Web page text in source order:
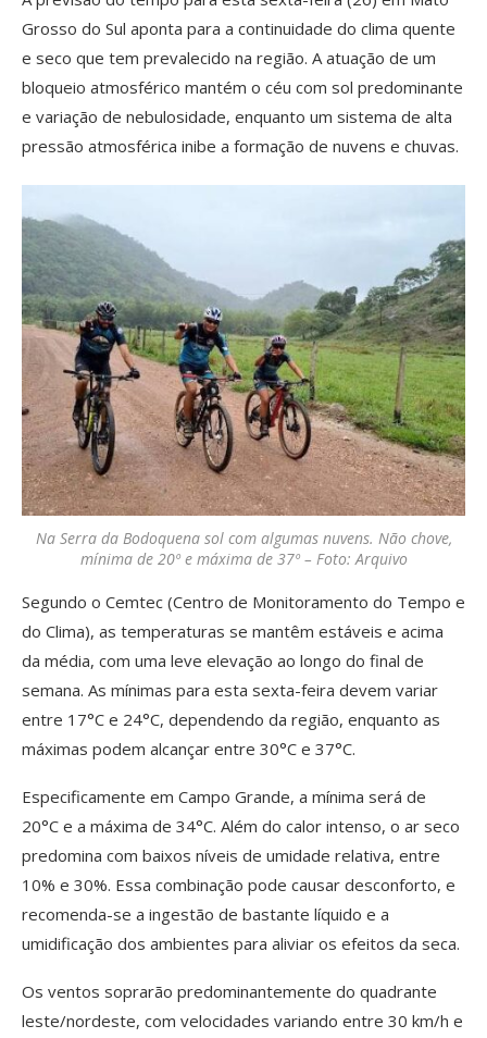
Grosso do Sul aponta para a continuidade do clima quente
e seco que tem prevalecido na região. A atuação de um
bloqueio atmosférico mantém o céu com sol predominante
e variação de nebulosidade, enquanto um sistema de alta
pressão atmosférica inibe a formação de nuvens e chuvas.
Na Serra da Bodoquena sol com algumas nuvens. Não chove,
mínima de 20º e máxima de 37º – Foto: Arquivo
Segundo o Cemtec (Centro de Monitoramento do Tempo e
do Clima), as temperaturas se mantêm estáveis e acima
da média, com uma leve elevação ao longo do final de
semana. As mínimas para esta sexta-feira devem variar
entre 17°C e 24°C, dependendo da região, enquanto as
máximas podem alcançar entre 30°C e 37°C.
Especificamente em Campo Grande, a mínima será de
20°C e a máxima de 34°C. Além do calor intenso, o ar seco
predomina com baixos níveis de umidade relativa, entre
10% e 30%. Essa combinação pode causar desconforto, e
recomenda-se a ingestão de bastante líquido e a
umidificação dos ambientes para aliviar os efeitos da seca.
Os ventos soprarão predominantemente do quadrante
leste/nordeste, com velocidades variando entre 30 km/h e